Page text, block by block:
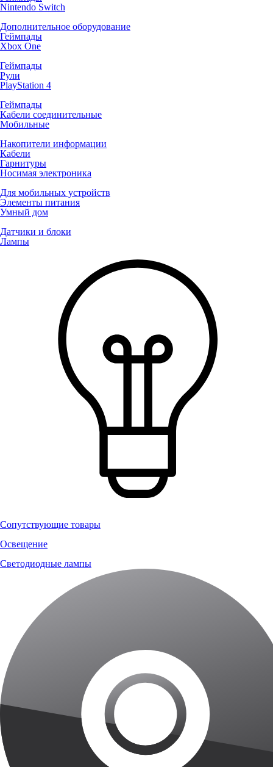
Nintendo Switch
Дополнительное оборудование
Геймпады
Xbox One
Геймпады
Рули
PlayStation 4
Геймпады
Кабели соединительные
Мобильные
Накопители информации
Кабели
Гарнитуры
Носимая электроника
Для мобильных устройств
Элементы питания
Умный дом
Датчики и блоки
Лампы
Сопутствующие товары
Освещение
Светодиодные лампы